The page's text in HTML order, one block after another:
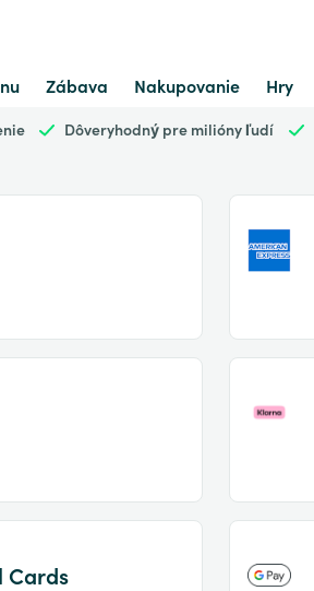
Zábava Nakupovanie Hry
Dôveryhodný pre milióny ľudí
Cards